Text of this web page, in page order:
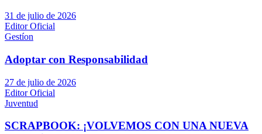
31 de julio de 2026
Editor Oficial
Gestíon
Adoptar con Responsabilidad
27 de julio de 2026
Editor Oficial
Juventud
SCRAPBOOK: ¡VOLVEMOS CON UNA NUEVA